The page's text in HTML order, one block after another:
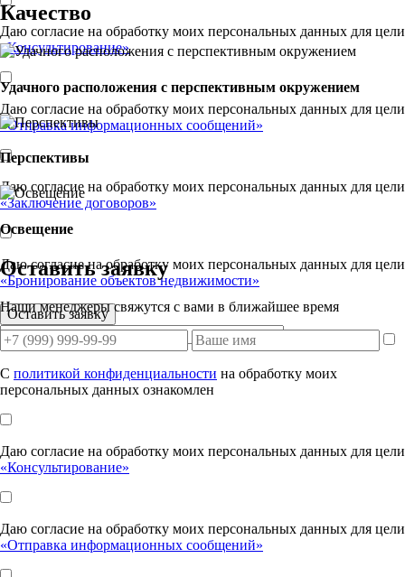
Даю согласие на обработку моих персональных данных для цели
«Консультирование»
Даю согласие на обработку моих персональных данных для цели
«Отправка информационных сообщений»
Даю согласие на обработку моих персональных данных для цели
«Заключение договоров»
Даю согласие на обработку моих персональных данных для цели
«Бронирование объектов недвижимости»
Качество
Удачного расположения с перспективным окружением
Перспективы
Освещение
Оставить заявку
Наши менеджеры свяжутся с вами в ближайшее время
С политикой конфиденциальности на обработку моих
персональных данных ознакомлен
Даю согласие на обработку моих персональных данных для цели
«Консультирование»
Даю согласие на обработку моих персональных данных для цели
«Отправка информационных сообщений»